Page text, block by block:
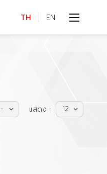
TH EN
แสดง : 12